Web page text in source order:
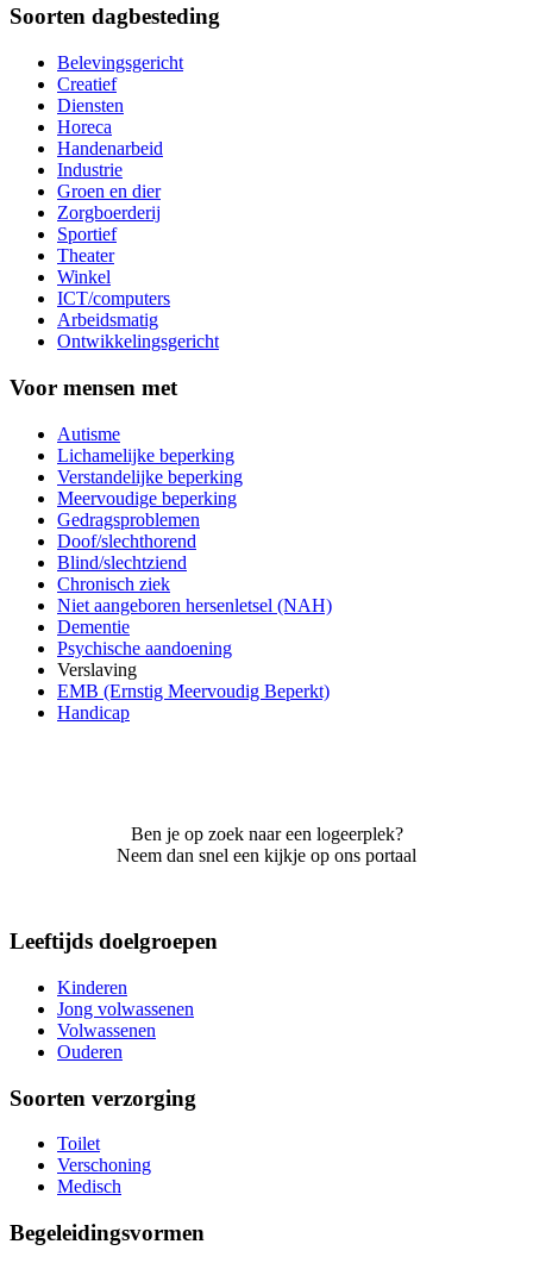
Soorten dagbesteding
Belevingsgericht
Creatief
Diensten
Horeca
Handenarbeid
Industrie
Groen en dier
Zorgboerderij
Sportief
Theater
Winkel
ICT/computers
Arbeidsmatig
Ontwikkelingsgericht
Voor mensen met
Autisme
Lichamelijke beperking
Verstandelijke beperking
Meervoudige beperking
Gedragsproblemen
Doof/slechthorend
Blind/slechtziend
Chronisch ziek
Niet aangeboren hersenletsel (NAH)
Dementie
Psychische aandoening
Verslaving
EMB (Ernstig Meervoudig Beperkt)
Handicap
Ben je op zoek naar een logeerplek?
Neem dan snel een kijkje op ons portaal
Leeftijds doelgroepen
Kinderen
Jong volwassenen
Volwassenen
Ouderen
Soorten verzorging
Toilet
Verschoning
Medisch
Begeleidingsvormen